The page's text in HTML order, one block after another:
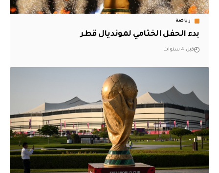
رياضة
بدء الحفل الختامي لمونديال قطر
قبل 4 سنوات